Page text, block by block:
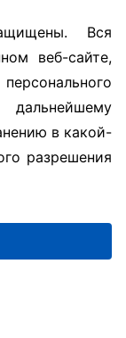
Вся
веб-сайте,
в какой-
разрешения